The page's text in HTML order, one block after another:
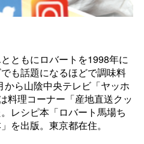
ともにロバートを1998年に
も話題になるほどで調味料
から山陰中央テレビ「ヤッホ
料理コーナー「産地直送クッ
レシピ本「ロバート馬場ち
を出版。東京都在住。